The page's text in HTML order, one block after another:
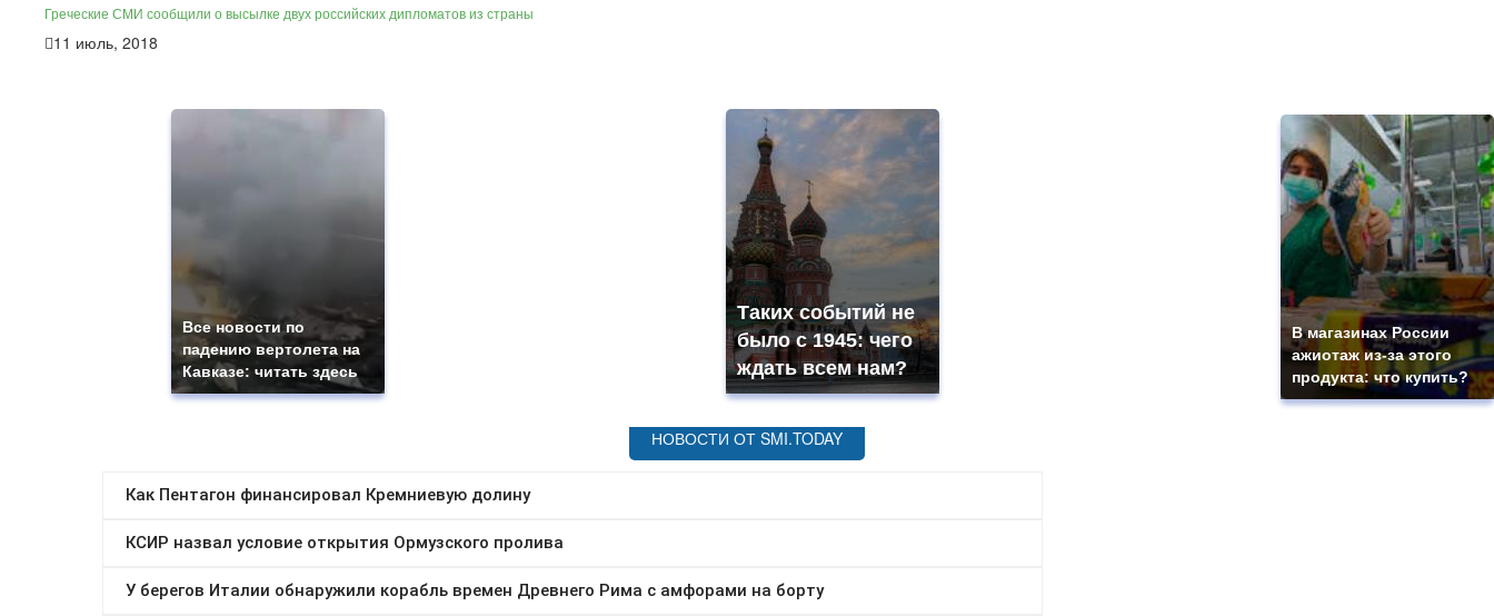
Греческие СМИ сообщили о высылке двух российских дипломатов из страны
11 июль, 2018
Все новости по
падению вертолета на
Кавказе: читать здесь
Таких событий не
было с 1945: чего
ждать всем нам?
В магазинах России
ажиотаж из-за этого
продукта: что купить?